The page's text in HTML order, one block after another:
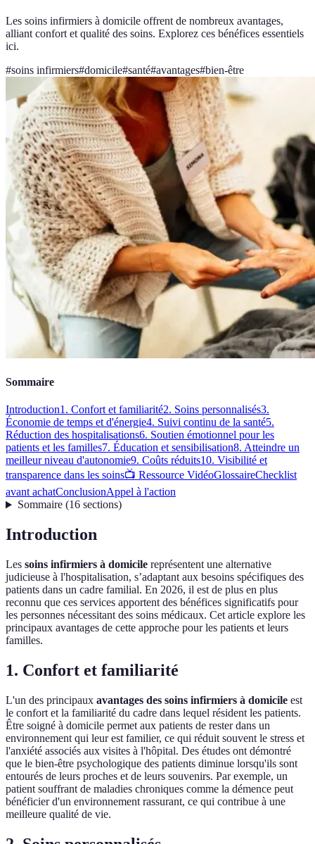
Les soins infirmiers à domicile offrent de nombreux avantages,
alliant confort et qualité des soins. Explorez ces bénéfices essentiels
ici.
#soins infirmiers#domicile#santé#avantages#bien-être
Sommaire
Introduction1. Confort et familiarité2. Soins personnalisés3.
Économie de temps et d'énergie4. Suivi continu de la santé5.
Réduction des hospitalisations6. Soutien émotionnel pour les
patients et les familles7. Éducation et sensibilisation8. Atteindre un
meilleur niveau d'autonomie9. Coûts réduits10. Visibilité et
transparence dans les soins📺 Ressource VidéoGlossaireChecklist
avant achatConclusionAppel à l'action
Sommaire(16 sections)
Introduction
Les soins infirmiers à domicile représentent une alternative
judicieuse à l'hospitalisation, s’adaptant aux besoins spécifiques des
patients dans un cadre familial. En 2026, il est de plus en plus
reconnu que ces services apportent des bénéfices significatifs pour
les personnes nécessitant des soins médicaux. Cet article explore les
principaux avantages de cette approche pour les patients et leurs
familles.
1. Confort et familiarité
L'un des principaux avantages des soins infirmiers à domicile est
le confort et la familiarité du cadre dans lequel résident les patients.
Être soigné à domicile permet aux patients de rester dans un
environnement qui leur est familier, ce qui réduit souvent le stress et
l'anxiété associés aux visites à l'hôpital. Des études ont démontré
que le bien-être psychologique des patients diminue lorsqu'ils sont
entourés de leurs proches et de leurs souvenirs. Par exemple, un
patient souffrant de maladies chroniques comme la démence peut
bénéficier d'un environnement rassurant, ce qui contribue à une
meilleure qualité de vie.